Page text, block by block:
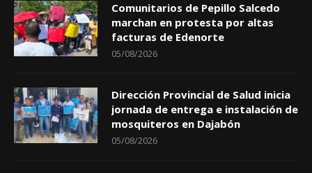
Comunitarios de Pepillo Salcedo
marchan en protesta por altas
facturas de Edenorte
05/08/2026
Dirección Provincial de Salud inicia
jornada de entrega e instalación de
mosquiteros en Dajabón
05/08/2026